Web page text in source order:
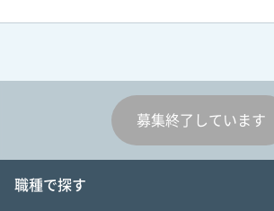
募集終了しています
職種で探す